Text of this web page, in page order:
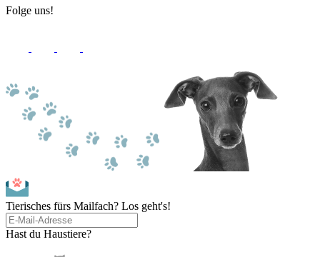
Folge uns!
Tierisches fürs Mailfach? Los geht's!
Hast du Haustiere?